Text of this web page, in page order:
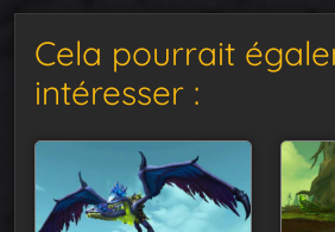
Cela pourrait
intéresser :